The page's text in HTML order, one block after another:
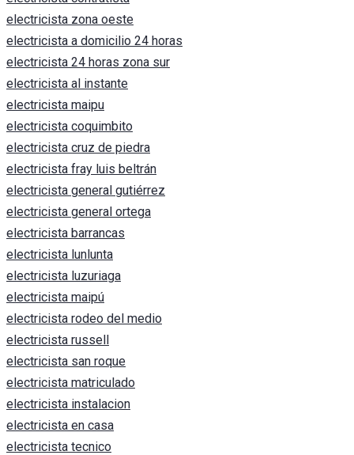
electricista zona oeste
electricista a domicilio 24 horas
electricista 24 horas zona sur
electricista al instante
electricista maipu
electricista coquimbito
electricista cruz de piedra
electricista fray luis beltrán
electricista general gutiérrez
electricista general ortega
electricista barrancas
electricista lunlunta
electricista luzuriaga
electricista maipú
electricista rodeo del medio
electricista russell
electricista san roque
electricista matriculado
electricista instalacion
electricista en casa
electricista tecnico